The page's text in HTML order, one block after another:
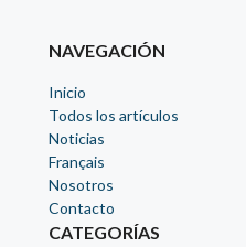
NAVEGACIÓN
Inicio
Todos los artículos
Noticias
Français
Nosotros
Contacto
CATEGORÍAS